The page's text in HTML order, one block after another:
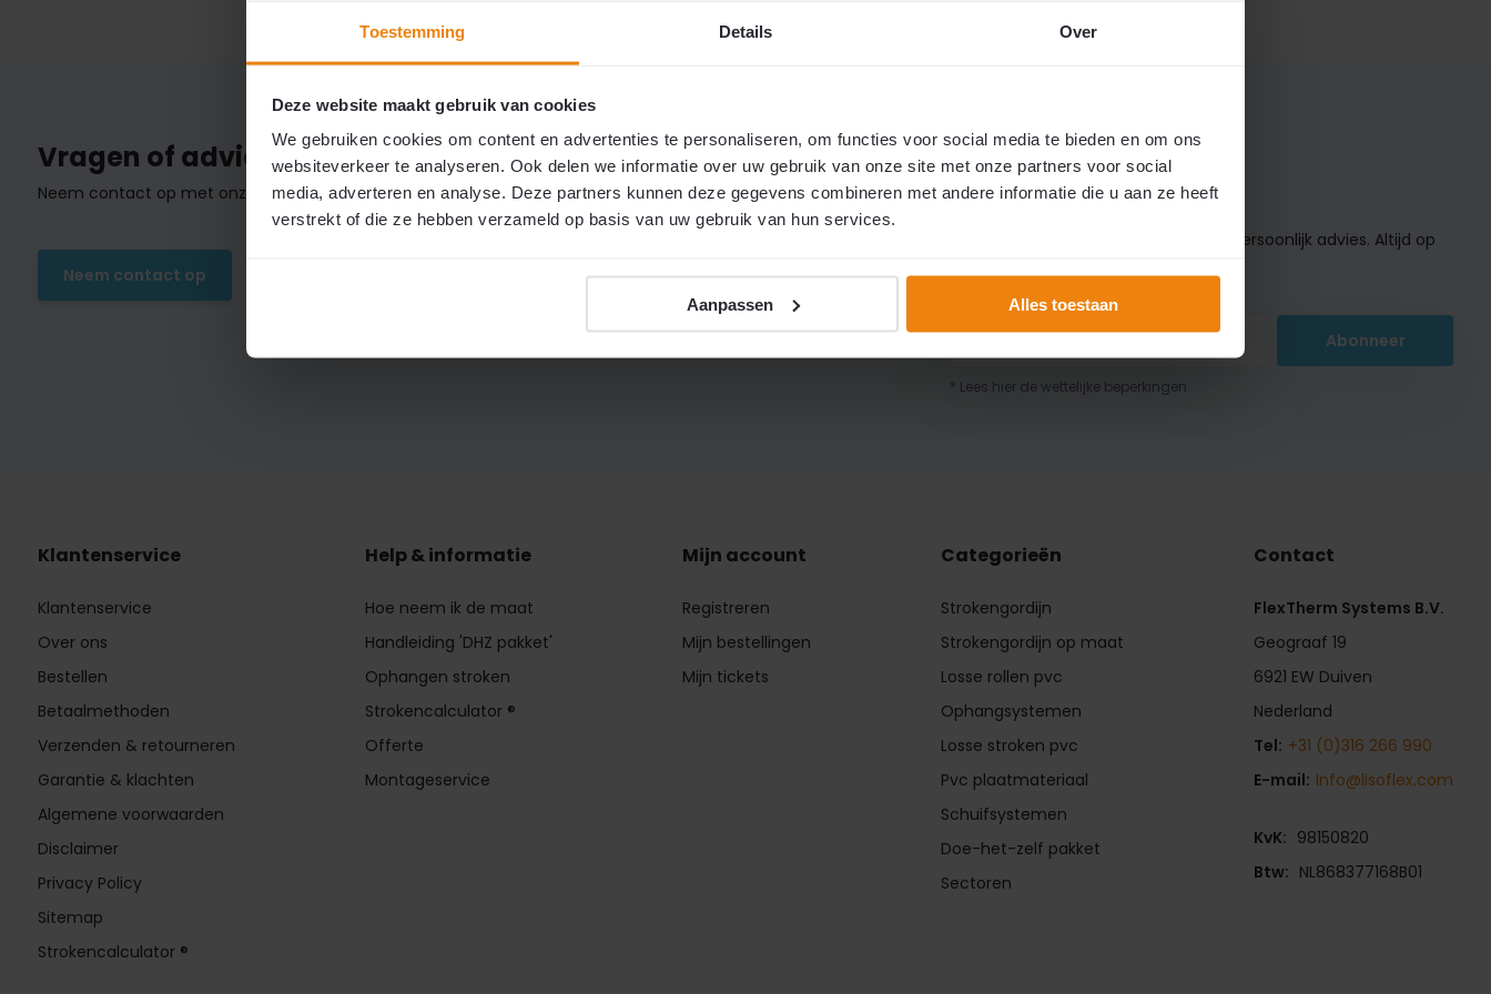
Toestemming Details Over
Deze website maakt gebruik van cookies
We gebruiken cookies om content en advertenties te personaliseren, om functies voor social media te bieden en om ons
websiteverkeer te analyseren. Ook delen we informatie over uw gebruik van onze site met onze partners voor social
media, adverteren en analyse. Deze partners kunnen deze gegevens combineren met andere informatie die u aan ze heeft
verstrekt of die ze hebben verzameld op basis van uw gebruik van hun services.
Aanpassen Alles toestaan
Vragen of advies nodig?
Neem contact op met onze klantenservice.
Neem contact op
Bel of mail ons!
Supersnel antwoord op al uw vragen
Ontvang de beste aanbiedingen en persoonlijk advies. Altijd op
Abonneer
* Lees hier de wettelijke beperkingen
Klantenservice
Klantenservice
Over ons
Bestellen
Betaalmethoden
Verzenden & retourneren
Garantie & klachten
Algemene voorwaarden
Disclaimer
Privacy Policy
Sitemap
Strokencalculator ®
Help & informatie
Hoe neem ik de maat
Handleiding 'DHZ pakket'
Ophangen stroken
Strokencalculator ®
Offerte
Montageservice
Mijn account
Registreren
Mijn bestellingen
Mijn tickets
Categorieën
Strokengordijn
Strokengordijn op maat
Losse rollen pvc
Ophangsystemen
Losse stroken pvc
Pvc plaatmateriaal
Schuifsystemen
Doe-het-zelf pakket
Sectoren
Contact
FlexTherm Systems B.V.
Geograaf 19
6921 EW Duiven
Nederland
Tel: +31 (0)316 266 990
E-mail: Info@lisoflex.com
KvK: 98150820
Btw: NL868377168B01